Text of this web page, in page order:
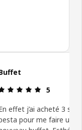
total d'avis: 467
Avis: 5 sur
5
effet j’ai acheté 3
pour me faire un